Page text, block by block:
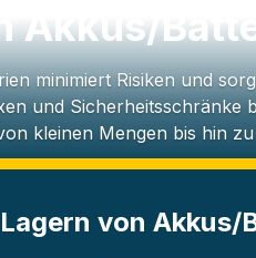
Akkus/
minimiert Risiken und
und Sicherheitsschränke
kleinen Mengen bis hin
von Akkus/